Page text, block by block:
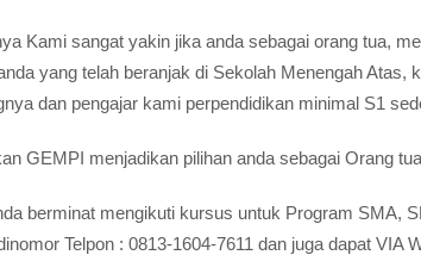
Kami sangat yakin jika anda sebagai orang tua,
yang telah beranjak di Sekolah Menengah Atas,
dan pengajar kami perpendidikan minimal S1
GEMPI menjadikan pilihan anda sebagai Orang
berminat mengikuti kursus untuk Program SMA,
Telpon : 0813-1604-7611 dan juga dapat